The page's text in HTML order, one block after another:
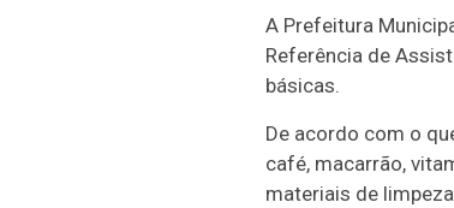
A Prefeitura
Referência de
básicas.
De acordo com o
café, macarrão,
materiais de